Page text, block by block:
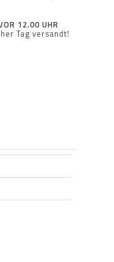
12.00 UHR
Tag versandt!